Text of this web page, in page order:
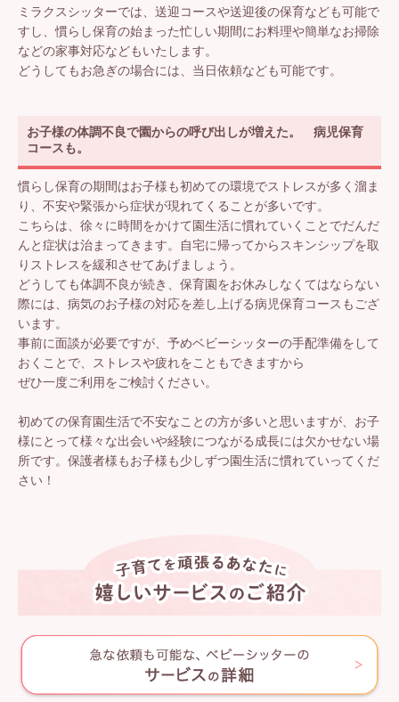
ミラクスシッターでは、送迎コースや送迎後の保育なども可能で
すし、慣らし保育の始まった忙しい期間にお料理や簡単なお掃除
などの家事対応などもいたします。
どうしてもお急ぎの場合には、当日依頼なども可能です。
お子様の体調不良で園からの呼び出しが増えた。 病児保育
コースも。
慣らし保育の期間はお子様も初めての環境でストレスが多く溜ま
り、不安や緊張から症状が現れてくることが多いです。
こちらは、徐々に時間をかけて園生活に慣れていくことでだんだ
んと症状は治まってきます。自宅に帰ってからスキンシップを取
りストレスを緩和させてあげましょう。
どうしても体調不良が続き、保育園をお休みしなくてはならない
際には、病気のお子様の対応を差し上げる病児保育コースもござ
います。
事前に面談が必要ですが、予めベビーシッターの手配準備をして
おくことで、ストレスや疲れをこともできますから
ぜひ一度ご利用をご検討ください。
初めての保育園生活で不安なことの方が多いと思いますが、お子
様にとって様々な出会いや経験につながる成長には欠かせない場
所です。保護者様もお子様も少しずつ園生活に慣れていってくだ
さい！